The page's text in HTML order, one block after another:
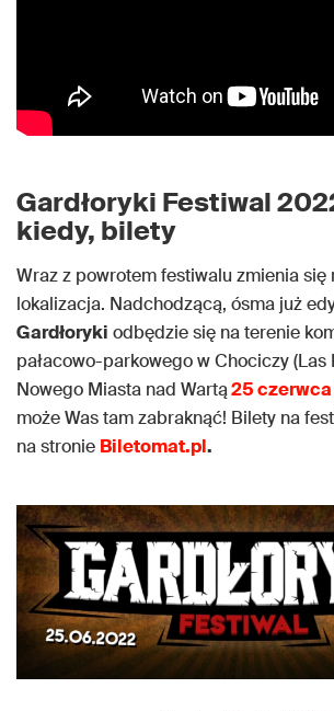
Gardłoryki Festiwal
kiedy, bilety
Wraz z powrotem festiwalu zmienia się
lokalizacja. Nadchodzącą, ósma już
Gardłoryki odbędzie się na terenie
pałacowo-parkowego w Chociczy (Las
Nowego Miasta nad Wartą25
może Was tam zabraknąć! Bilety na
na stronie Biletomat.pl.